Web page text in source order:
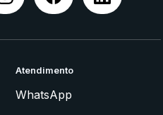
Atendimento
WhatsApp